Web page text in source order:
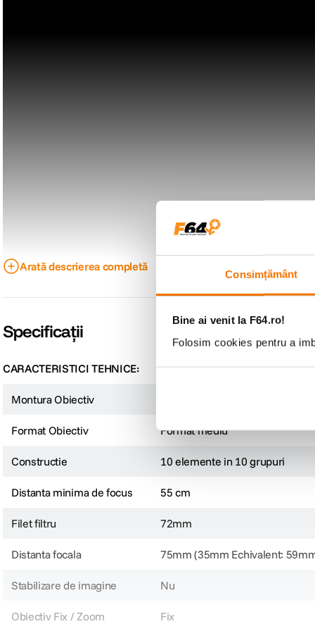
Consimțământ
Bine ai venit la F64.ro!
Folosim cookies pentru a
Obiectiv de portret elegant si usor
strada, peisaje si alte utilizari generale. Fiind parte a seriei XCD P, acest
Arată descrierea completă
Specificații
CARACTERISTICI TEHNICE:
Montura Obiectiv
Format Obiectiv Format mediu
Constructie 10 elemente in 10 grupuri
Distanta minima de focus 55 cm
Filet filtru 72mm
Distanta focala 75mm (35mm Echivalent:
Stabilizare de imagine Nu
Obiectiv Fix / Zoom Fix